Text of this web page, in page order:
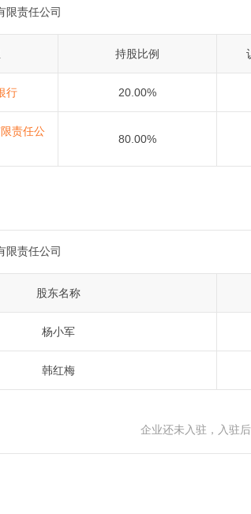
限责任公司
持股比例
行 20.00%
责任公
80.00%
限责任公司
股东名称
杨小军
韩红梅
企业还未入驻，入驻